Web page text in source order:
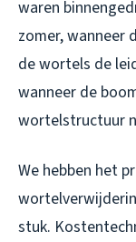
waren
zomer, wanneer
de wortels de
wanneer de
wortelstructuur
We hebben het
stuk.